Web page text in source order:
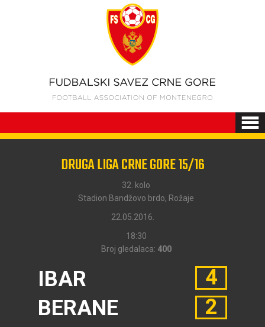
DRUGA LIGA CRNE GORE 15/16
32. kolo
Stadion Bandžovo brdo, Rožaje
22.05.2016.
18:30
Broj gledalaca: 400
IBAR
BERANE
4
2